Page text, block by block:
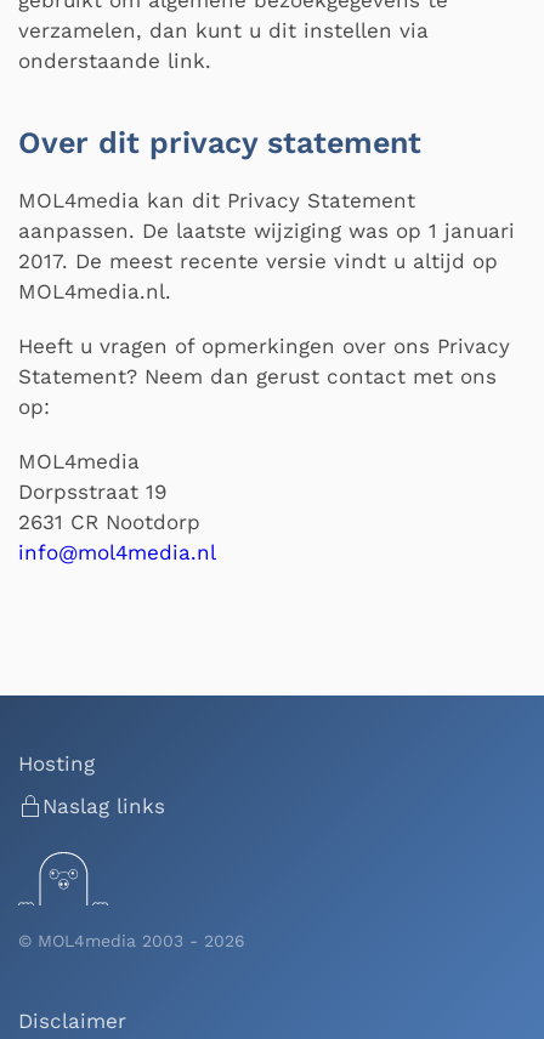
verzamelen, dan kunt u dit instellen via
onderstaande link.
Over dit privacy statement
MOL4media kan dit Privacy Statement
aanpassen. De laatste wijziging was op 1 januari
2017. De meest recente versie vindt u altijd op
MOL4media.nl.
Heeft u vragen of opmerkingen over ons Privacy
Statement? Neem dan gerust contact met ons
op:
MOL4media
Dorpsstraat 19
2631 CR Nootdorp
info@mol4media.nl
Hosting
Naslag links
© MOL4media 2003 - 2026
Disclaimer